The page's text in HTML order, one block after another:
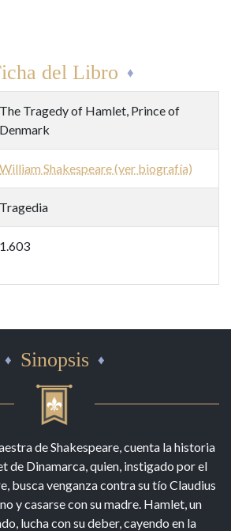
del Libro
The Tragedy of Hamlet, Prince of
Denmark
William Shakespeare (ver biografía)
Tragedia
1.603
Sinopsis
de Shakespeare, cuenta la historia
de Dinamarca, quien, instigado por el
busca venganza contra su tío Claudius
y casarse con su madre. Hamlet, un
lucha con su deber, cayendo en la